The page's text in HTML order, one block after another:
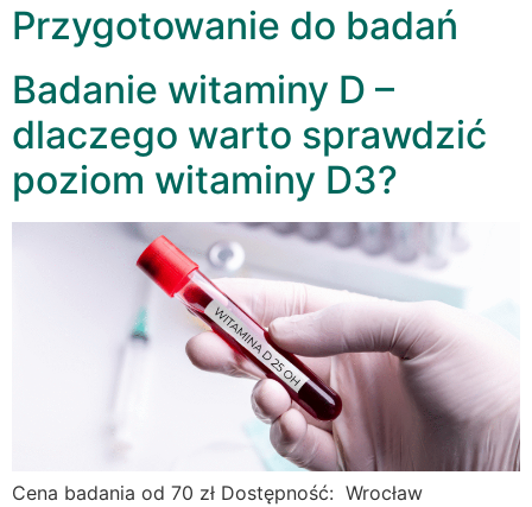
Przygotowanie do badań
Badanie witaminy D –
dlaczego warto sprawdzić
poziom witaminy D3?
Cena badania od 70 zł Dostępność: Wrocław